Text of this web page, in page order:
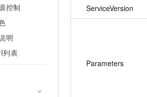
控制
明
列表
ServiceVersion
Parameters